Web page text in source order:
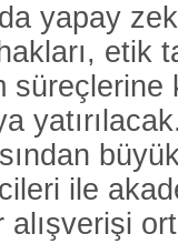
yapay
hakları, etik
süreçlerine
ile
alışverişi